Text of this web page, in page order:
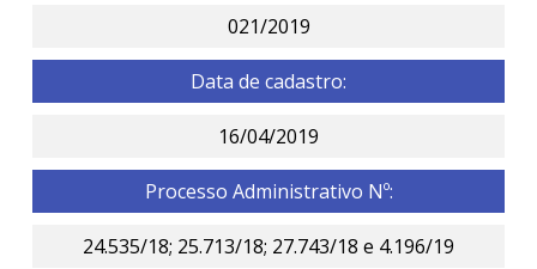
021/2019
Data de cadastro:
16/04/2019
Processo Administrativo Nº:
24.535/18; 25.713/18; 27.743/18 e 4.196/19